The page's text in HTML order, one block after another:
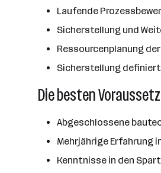
Laufende
Sicherstellung und
Ressourcenplanung
Sicherstellung
Die besten
Abgeschlossene
Mehrjährige Erfahrung
Kenntnisse in den